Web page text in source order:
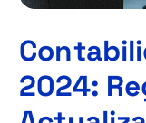
2024: